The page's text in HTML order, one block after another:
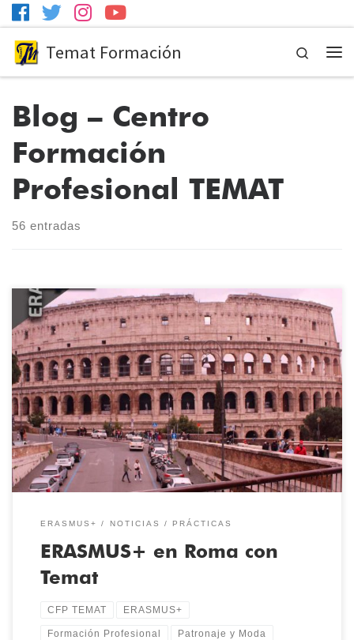
Temat Formación
Search
Blog – Centro
Formación
Profesional TEMAT
56 entradas
Nuestras alumnas Lorena González y Marta Posadas, de 2º curso
del Ciclo de FP de Grado Superior en Patronaje y Moda se
encuentran de ERASMUS+ (Convocatoria Ordinaria FCTs 2020-2021
Alumnado FP Grado Superior KA103) en Roma . El Consorcio
Erasmus+ Formación Profesional Castilla y León convoca estas
ayudas para realizar […]
ERASMUS+ NOTICIAS PRÁCTICAS
ERASMUS+ en Roma con
Temat
CFP TEMAT ERASMUS+
Formación Profesional Patronaje y Moda